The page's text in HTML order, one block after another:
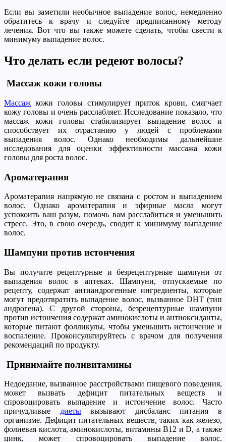
Если вы заметили необычное выпадение волос, немедленно
обратитесь к врачу и следуйте предписанному методу
лечения. Вот что вы также можете сделать, чтобы свести к
минимуму выпадение волос.
Что делать если редеют волосы?
Массаж кожи головы
Массаж кожи головы стимулирует приток крови, смягчает
кожу головы и очень расслабляет. Исследование показало, что
массаж кожи головы стабилизирует выпадение волос и
способствует их отрастанию у людей с проблемами
выпадения волос. Однако необходимы дальнейшие
исследования для оценки эффективности массажа кожи
головы для роста волос.
Ароматерапия
Ароматерапия напрямую не связана с ростом и выпадением
волос. Однако ароматерапия и эфирные масла могут
успокоить ваш разум, помочь вам расслабиться и уменьшить
стресс. Это, в свою очередь, сводит к минимуму выпадение
волос.
Шампуни против истончения
Вы получите рецептурные и безрецептурные шампуни от
выпадения волос в аптеках. Шампуни, отпускаемые по
рецепту, содержат антиандрогенные ингредиенты, которые
могут предотвратить выпадение волос, вызванное DHT (тип
андрогена). С другой стороны, безрецептурные шампуни
против истончения содержат аминокислоты и антиоксиданты,
которые питают фолликулы, чтобы уменьшить истончение и
воспаление. Проконсультируйтесь с врачом для получения
рекомендаций по продукту.
Принимайте поливитамины
Недоедание, вызванное расстройствами пищевого поведения,
может вызвать дефицит питательных веществ и
спровоцировать выпадение и истончение волос. Часто
причудливые диетывызывают дисбаланс питания в
организме. Дефицит питательных веществ, таких как железо,
фолиевая кислота, аминокислоты, витамины В12 и D, а также
цинк, может спровоцировать выпадение волос.